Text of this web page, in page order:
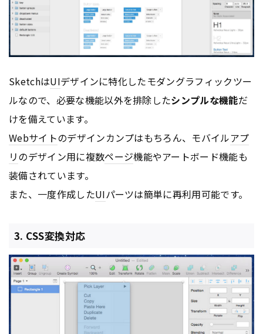
SketchはUIデザインに特化したモダングラフィックツー
ルなので、必要な機能以外を排除したシンプルな機能だ
けを備えています。
Webサイトのデザインカンプはもちろん、モバイルアプ
リのデザイン用に複数ページ機能やアートボード機能も
装備されています。
また、一度作成したUIパーツは簡単に再利用可能です。
3. CSS変換対応